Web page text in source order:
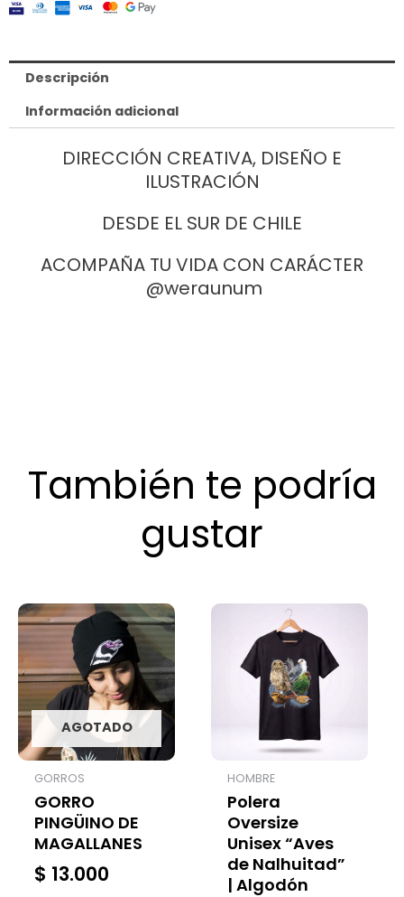
Descripción
Información adicional
DIRECCIÓN CREATIVA, DISEÑO E
ILUSTRACIÓN
DESDE EL SUR DE CHILE
ACOMPAÑA TU VIDA CON CARÁCTER
@weraunum
También te podría
gustar
AGOTADO
GORROS
GORRO
PINGÜINO DE
MAGALLANES
$ 13.000
HOMBRE
Polera
Oversize
Unisex “Aves
de Nalhuitad”
| Algodón